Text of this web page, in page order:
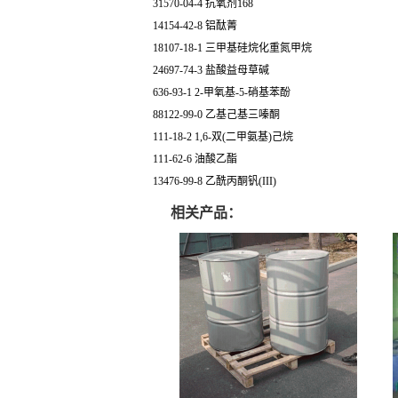
31570-04-4 抗氧剂168
14154-42-8 铝酞菁
18107-18-1 三甲基硅烷化重氮甲烷
24697-74-3 盐酸益母草碱
636-93-1 2-甲氧基-5-硝基苯酚
88122-99-0 乙基己基三嗪酮
111-18-2 1,6-双(二甲氨基)己烷
111-62-6 油酸乙酯
13476-99-8 乙酰丙酮钒(III)
相关产品：